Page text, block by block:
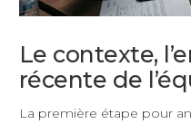
Le contexte,
récente de
La première étape pour